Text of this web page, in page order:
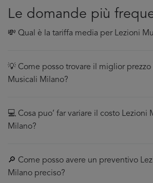
Le domande più
💸 Qual è la tariffa media per Lezioni
💡 Come posso trovare il miglior prezzo
Musicali Milano?
💻 Cosa puo’ far variare il costo Lezioni
Milano?
🔎 Come posso avere un preventivo
Milano preciso?